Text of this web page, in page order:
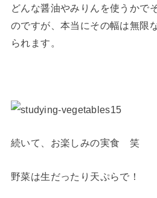
どんな醤油やみりんを使うかで
のですが、本当にその幅は無限
られます。
続いて、お楽しみの実食 笑
野菜は生だったり天ぷらで！